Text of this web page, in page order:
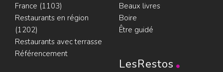
France (1103)
Restaurants en région
(1202)
Restaurants avec terrasse
Référencement
Beaux livres
Boire
Être guidé
LesRestos